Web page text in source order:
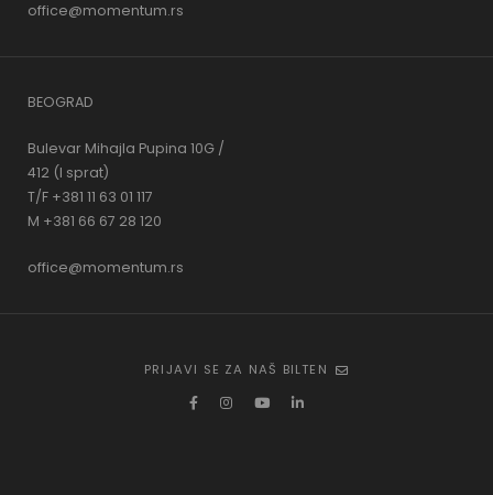
office@momentum.rs
BEOGRAD
Bulevar Mihajla Pupina 10G /
412 (I sprat)
T/F +381 11 63 01 117
M +381 66 67 28 120
office@momentum.rs
PRIJAVI SE ZA NAŠ BILTEN